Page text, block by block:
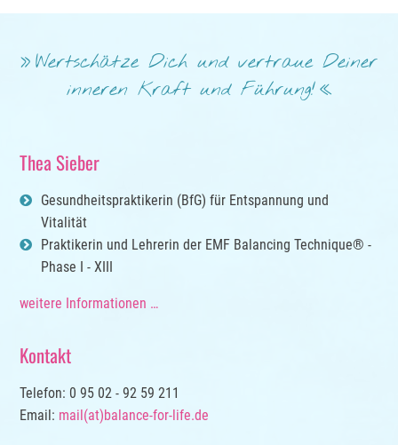
Wertschätze Dich und vertraue Deiner
inneren Kraft und Führung!
Thea Sieber
Gesundheitspraktikerin (BfG) für Entspannung und
Vitalität
Praktikerin und Lehrerin der EMF Balancing Technique® -
Phase I - XIII
weitere Informationen …
Kontakt
Telefon: 0 95 02 - 92 59 211
Email: mail(at)balance-for-life.de